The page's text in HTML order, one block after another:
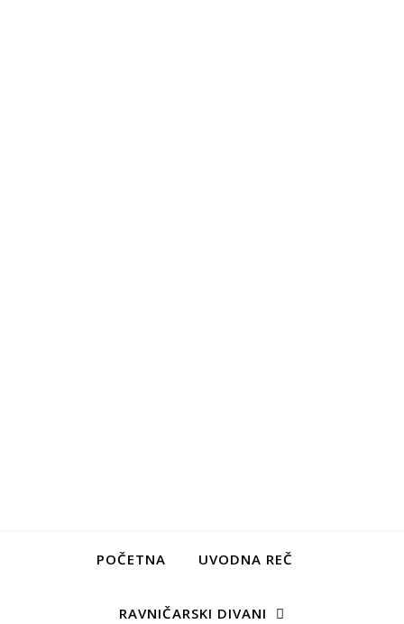
POČETNA UVODNA REČ
RAVNIČARSKI DIVANI